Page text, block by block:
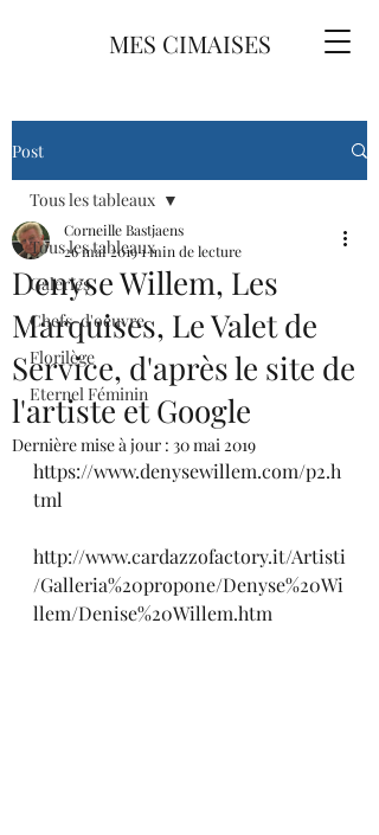
MES CIMAISES
Post
Tous les tableaux
Galeries
Chefs-d'oeuvre
Florilège
Eternel Féminin
Tous les tableaux
Denyse Willem, Les
Marquises, Le Valet de
Service, d'après le site de
l'artiste et Google
Corneille Bastjaens
26 mai 20191 min de lecture
Dernière mise à jour : 30 mai 2019
https://www.denysewillem.com/p2.h
tml
http://www.cardazzofactory.it/Artisti
/Galleria%20propone/Denyse%20Wi
llem/Denise%20Willem.htm